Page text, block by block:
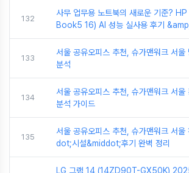
132
사무 업무용 노트북의 새로운 기준?
Book5 16) AI 성능 실사용 후기
133
서울 공유오피스 추천, 슈가맨워크 서울
분석
134
서울 공유오피스 추천, 슈가맨워크 서울
분석 가이드
135
서울 공유오피스 추천, 슈가맨워크 서울
dot;시설&middot;후기 완벽 정리
LG 그램 14 (14ZD90T-GX50K)